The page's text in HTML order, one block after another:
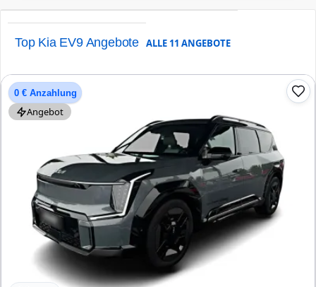
Top Kia EV9 Angebote ALLE 11 ANGEBOTE
0 € Anzahlung
Angebot